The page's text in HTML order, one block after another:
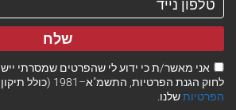
אני מאשר/ת כי ידוע לי שהפרטים שמסרתי
לחוק הגנת הפרטיות, התשמ"א–1981 (כולל תיקון 13), ובהתאם ל
הפרטיותשלנו.
שלח